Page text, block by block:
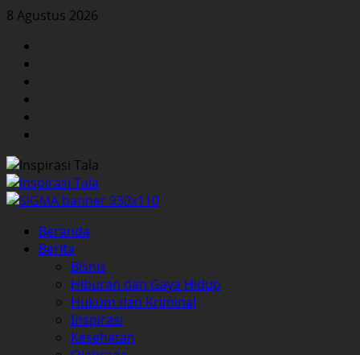
Skip
content
8 Agustus 2026
Primary
Menu
Beranda
Berita
Bisnis
Hiburan dan Gaya Hidup
Hukum dan Kriminal
Inspirasi
Kesehatan